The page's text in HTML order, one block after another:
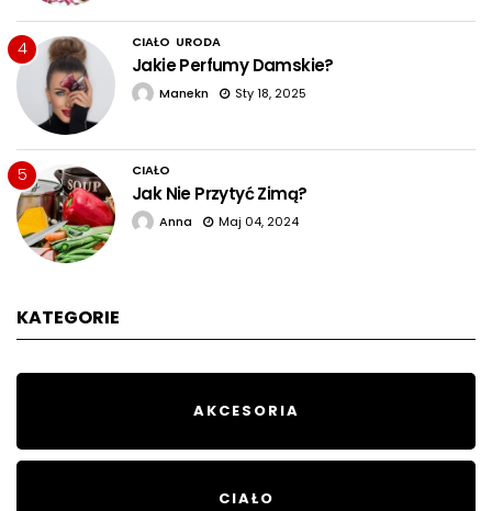
4 CIAŁO URODA
Jakie Perfumy Damskie?
Manekn Sty 18, 2025
5 CIAŁO
Jak Nie Przytyć Zimą?
Anna Maj 04, 2024
KATEGORIE
AKCESORIA
CIAŁO